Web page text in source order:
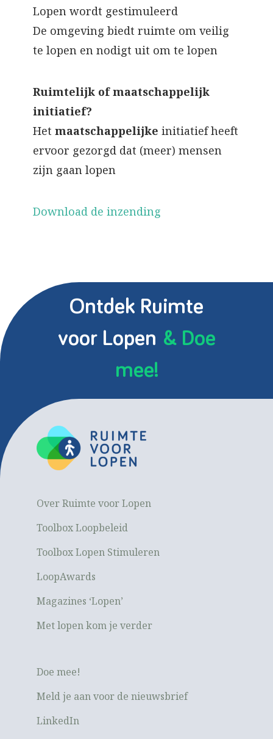
Lopen wordt gestimuleerd
De omgeving biedt ruimte om veilig
te lopen en nodigt uit om te lopen
Ruimtelijk of maatschappelijk
initiatief?
Het maatschappelijke initiatief heeft
ervoor gezorgd dat (meer) mensen
zijn gaan lopen
Download de inzending
Ontdek Ruimte
voor Lopen & Doe
mee!
Over Ruimte voor Lopen
Toolbox Loopbeleid
Toolbox Lopen Stimuleren
LoopAwards
Magazines ‘Lopen’
Met lopen kom je verder
Doe mee!
Meld je aan voor de nieuwsbrief
LinkedIn